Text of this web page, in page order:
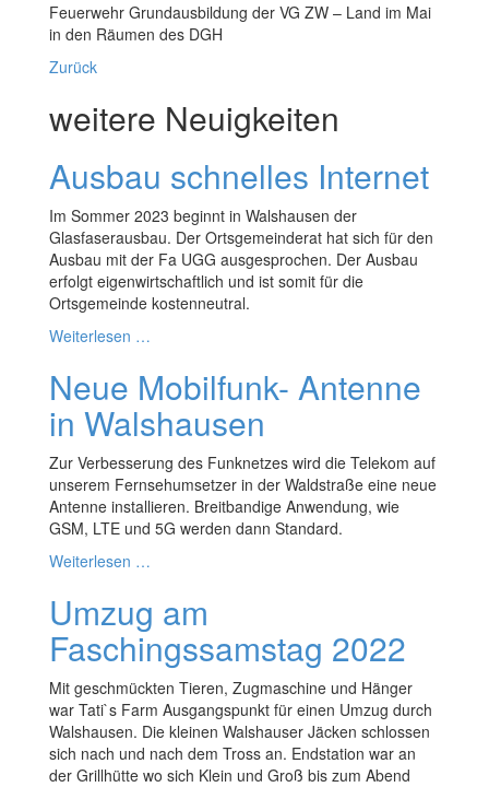
Feuerwehr Grundausbildung der VG ZW – Land im Mai
in den Räumen des DGH
Zurück
weitere Neuigkeiten
Ausbau schnelles Internet
Im Sommer 2023 beginnt in Walshausen der
Glasfaserausbau. Der Ortsgemeinderat hat sich für den
Ausbau mit der Fa UGG ausgesprochen. Der Ausbau
erfolgt eigenwirtschaftlich und ist somit für die
Ortsgemeinde kostenneutral.
Weiterlesen …
Neue Mobilfunk- Antenne
in Walshausen
Zur Verbesserung des Funknetzes wird die Telekom auf
unserem Fernsehumsetzer in der Waldstraße eine neue
Antenne installieren. Breitbandige Anwendung, wie
GSM, LTE und 5G werden dann Standard.
Weiterlesen …
Umzug am
Faschingssamstag 2022
Mit geschmückten Tieren, Zugmaschine und Hänger
war Tati`s Farm Ausgangspunkt für einen Umzug durch
Walshausen. Die kleinen Walshauser Jäcken schlossen
sich nach und nach dem Tross an. Endstation war an
der Grillhütte wo sich Klein und Groß bis zum Abend